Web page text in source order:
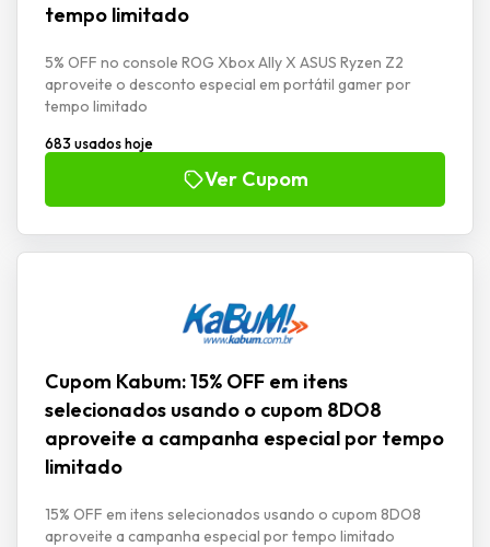
tempo limitado
5% OFF no console ROG Xbox Ally X ASUS Ryzen Z2
aproveite o desconto especial em portátil gamer por
tempo limitado
683 usados hoje
Ver Cupom
Cupom Kabum: 15% OFF em itens
selecionados usando o cupom 8DO8
aproveite a campanha especial por tempo
limitado
15% OFF em itens selecionados usando o cupom 8DO8
aproveite a campanha especial por tempo limitado